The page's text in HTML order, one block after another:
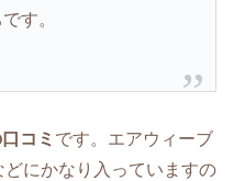
す。
コミ です。エアウィーブ
にかなり入っていますの